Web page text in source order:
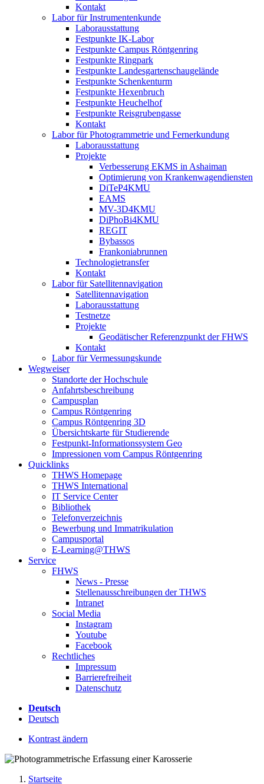
Kontakt
Labor für Instrumentenkunde
Laborausstattung
Festpunkte IK-Labor
Festpunkte Campus Röntgenring
Festpunkte Ringpark
Festpunkte Landesgartenschaugelände
Festpunkte Schenkenturm
Festpunkte Hexenbruch
Festpunkte Heuchelhof
Festpunkte Reisgrubengasse
Kontakt
Labor für Photogrammetrie und Fernerkundung
Laborausstattung
Projekte
Verbesserung EKMS in Ashaiman
Optimierung von Krankenwagendiensten
DiTeP4KMU
EAMS
MV-3D4KMU
DiPhoBi4KMU
REGIT
Bybassos
Frankoniabrunnen
Technologietransfer
Kontakt
Labor für Satellitennavigation
Satellitennavigation
Laborausstattung
Testnetze
Projekte
Geodätischer Referenzpunkt der FHWS
Kontakt
Labor für Vermessungskunde
Wegweiser
Standorte der Hochschule
Anfahrtsbeschreibung
Campusplan
Campus Röntgenring
Campus Röntgenring 3D
Übersichtskarte für Studierende
Festpunkt-Informationssystem Geo
Impressionen vom Campus Röntgenring
Quicklinks
THWS Homepage
THWS International
IT Service Center
Bibliothek
Telefonverzeichnis
Bewerbung und Immatrikulation
Campusportal
E-Learning@THWS
Service
FHWS
News - Presse
Stellenausschreibungen der THWS
Intranet
Social Media
Instagram
Youtube
Facebook
Rechtliches
Impressum
Barrierefreiheit
Datenschutz
Deutsch
Deutsch
Kontrast ändern
Startseite